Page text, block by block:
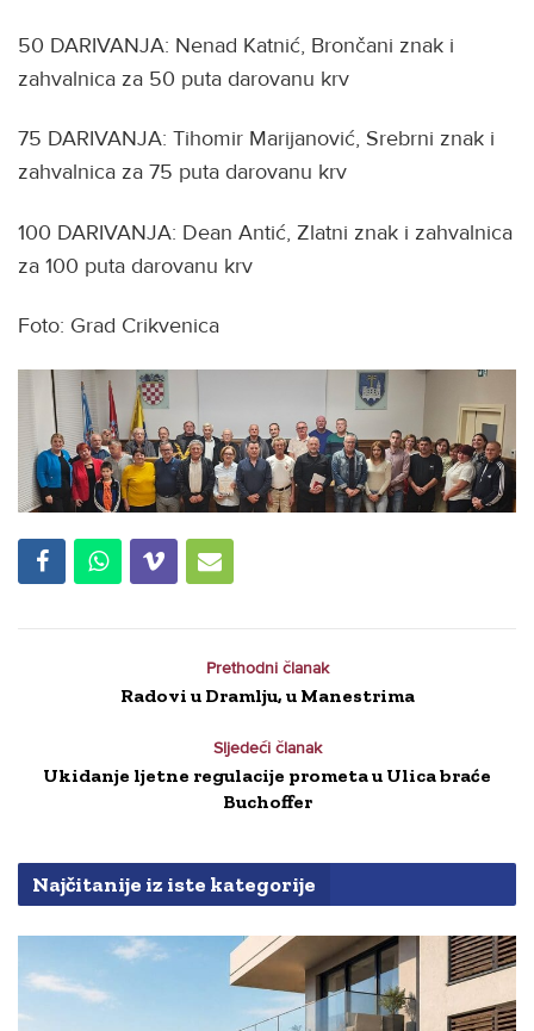
50 DARIVANJA: Nenad Katnić, Brončani znak i
zahvalnica za 50 puta darovanu krv
75 DARIVANJA: Tihomir Marijanović, Srebrni znak i
zahvalnica za 75 puta darovanu krv
100 DARIVANJA: Dean Antić, Zlatni znak i zahvalnica
za 100 puta darovanu krv
Foto: Grad Crikvenica
Prethodni članak
Radovi u Dramlju, u Manestrima
Sljedeći članak
Ukidanje ljetne regulacije prometa u Ulica braće
Buchoffer
Najčitanije iz iste kategorije